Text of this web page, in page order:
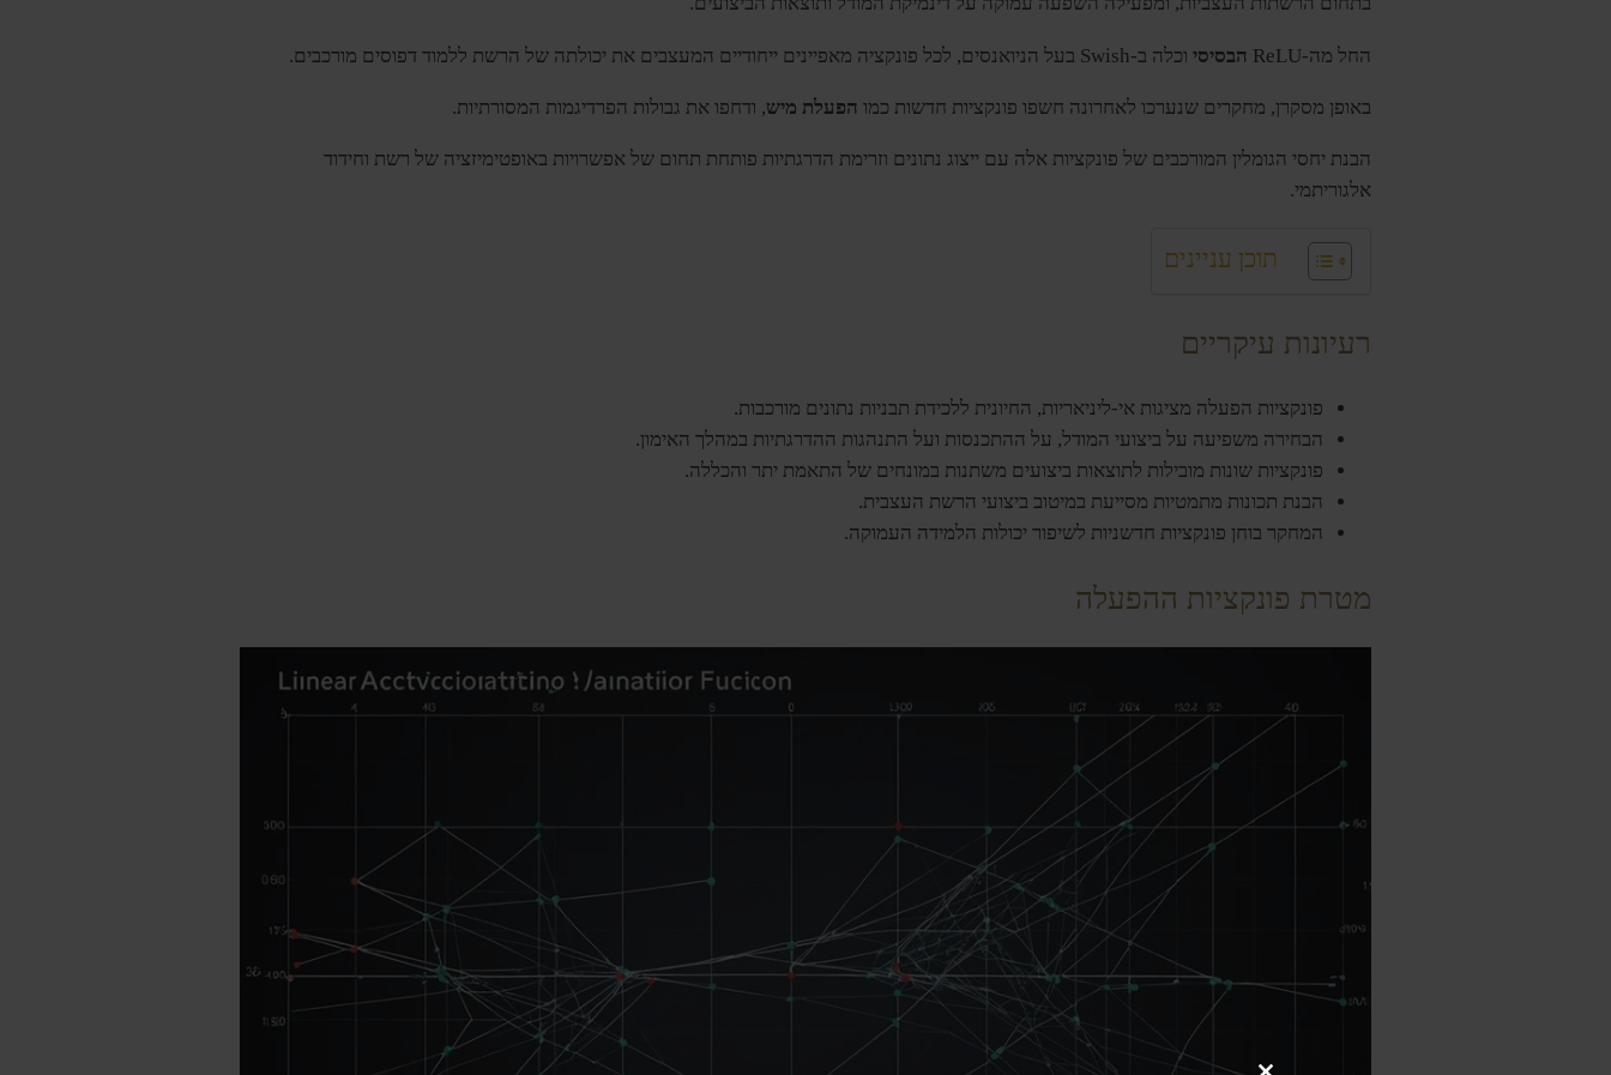
החל מה-ReLU הבסיסי וכלה ב-Swish בעל הניואנסים, לכל פונקציה מאפיינים ייחודיים המעצבים את יכולתה של הרשת ללמוד דפוסים מורכבים.
באופן מסקרן, מחקרים שנערכו לאחרונה חשפו פונקציות חדשות כמו הפעלת מיש, ודחפו את גבולות הפרדיגמות המסורתיות.
הבנת יחסי הגומלין המורכבים של פונקציות אלה עם ייצוג נתונים וזרימת הדרגתיות פותחת תחום של אפשרויות באופטימיזציה של רשת וחידוד
אלגוריתמי.
תוכן עניינים
רעיונות עיקריים
פונקציות הפעלה מציגות אי-ליניאריות, החיונית ללכידת תבניות נתונים מורכבות.
הבחירה משפיעה על ביצועי המודל, על ההתכנסות ועל התנהגות ההדרגתיות במהלך האימון.
פונקציות שונות מובילות לתוצאות ביצועים משתנות במונחים של התאמת יתר והכללה.
הבנת תכונות מתמטיות מסייעת במיטוב ביצועי הרשת העצבית.
המחקר בוחן פונקציות חדשניות לשיפור יכולות הלמידה העמוקה.
מטרת פונקציות ההפעלה